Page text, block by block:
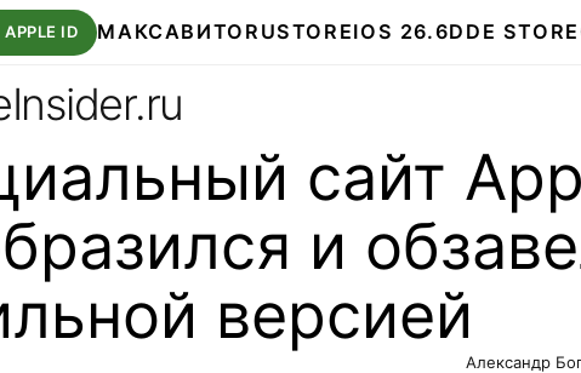
ID МАКСАВИТО RUSTOREIOS 26.6DDE STORE
сайт
и
версией
Александр